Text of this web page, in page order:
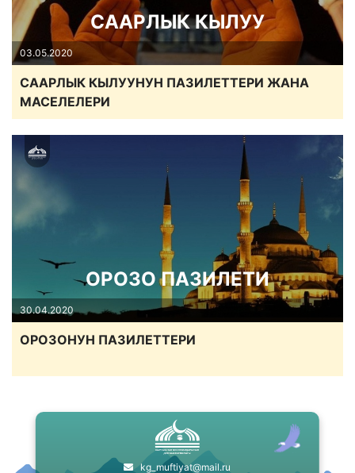
СААРЛЫК КЫЛУУ
03.05.2020
СААРЛЫК КЫЛУУНУН ПАЗИЛЕТТЕРИ ЖАНА
МАСЕЛЕЛЕРИ
ОРОЗО ПАЗИЛЕТИ
30.04.2020
ОРОЗОНУН ПАЗИЛЕТТЕРИ
kg_muftiyat@mail.ru